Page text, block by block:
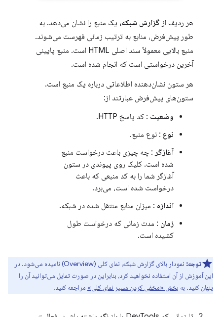
هر ردیف از گزارش شبکه، یک منبع را نشان می‌دهد. به
طور پیش‌فرض، منابع به ترتیب زمانی فهرست می‌شوند.
منبع بالایی معمولاً سند اصلی HTML است. منبع پایینی
آخرین درخواستی است که انجام شده است.
هر ستون نشان‌دهنده اطلاعاتی درباره یک منبع است.
ستون‌های پیش‌فرض عبارتند از:
وضعیت : کد پاسخ HTTP.
نوع : نوع منبع.
آغازگر : چه چیزی باعث درخواست منبع
شده است. کلیک روی پیوندی در ستون
آغازگر شما را به کد منبعی که باعث
درخواست شده است، می‌برد.
اندازه : میزان منابع منتقل شده در شبکه.
زمان : مدت زمانی که درخواست طول
کشیده است.
توجه:
نمودار بالای گزارش شبکه، نمای کلی (Overview) نامیده می‌شود. در
این آموزش از آن استفاده نخواهید کرد، بنابراین در صورت تمایل می‌توانید آن را
پنهان کنید. به بخش «مخفی کردن مسیر نمای کلی» مراجعه کنید.